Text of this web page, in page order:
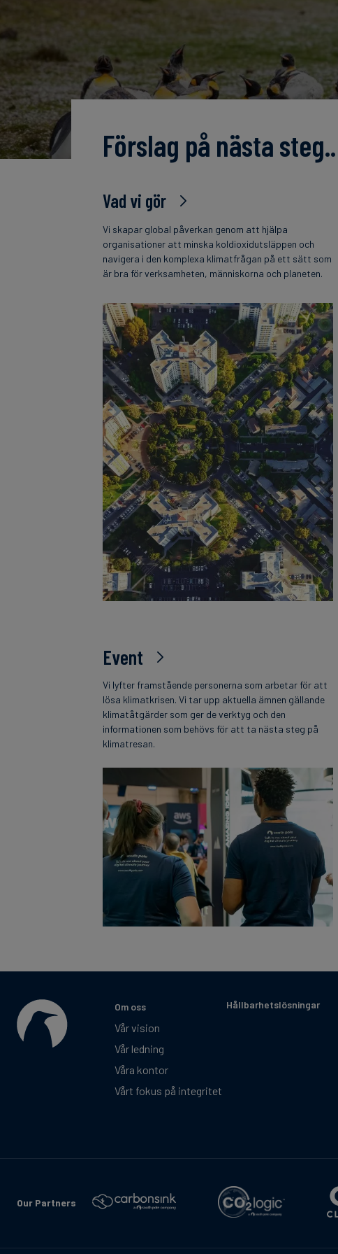
Förslag på nästa steg..
Vad vi gör
Vi skapar global påverkan genom att hjälpa
organisationer att minska koldioxidutsläppen och
navigera i den komplexa klimatfrågan på ett sätt som
är bra för verksamheten, människorna och planeten.
Event
Vi lyfter framstående personerna som arbetar för att
lösa klimatkrisen. Vi tar upp aktuella ämnen gällande
klimatåtgärder som ger de verktyg och den
informationen som behövs för att ta nästa steg på
klimatresan.
Om oss
Vår vision
Vår ledning
Våra kontor
Vårt fokus på integritet
Hållbarhetslösningar
Our Partners